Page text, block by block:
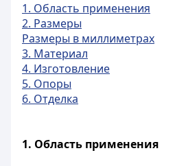
1. Область применения
2. Размеры
Размеры в миллиметрах
3. Материал
4. Изготовление
5. Опоры
6. Отделка
1. Область применения